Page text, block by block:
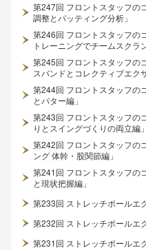
第247回 フロントスタッフの
調整とパッティング分析」
第246回 フロントスタッフの
トレーニングでチームスクラ
第245回 フロントスタッフの
スバンドとコレクティブエク
第244回 フロントスタッフの
とパター編」
第243回 フロントスタッフの
りとスイングづくりの両立編」
第242回 フロントスタッフの
ング 体幹・股関節編」
第241回 フロントスタッフの
と現状把握編」
第233回 ストレッチポールエ
第232回 ストレッチポールエ
第231回 ストレッチポールエ